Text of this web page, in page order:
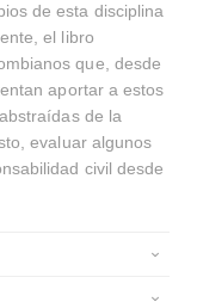
de esta disciplina
el libro
que, desde
aportar a estos
de la
evaluar algunos
civil desde